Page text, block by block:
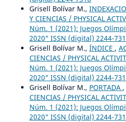
Grisell Bolívar M.,
Y CIENCIAS / PHYSICAL
Núm. 1 (2021): Juegos
2020" ISSN (digital) 2244-
Grisell Bolívar M., ÍNDICE ,
CIENCIAS / PHYSICAL
Núm. 1 (2021): Juegos
2020" ISSN (digital) 2244-
Grisell Bolívar M., PORTADA ,
CIENCIAS / PHYSICAL
Núm. 1 (2021): Juegos
2020" ISSN (digital) 2244-